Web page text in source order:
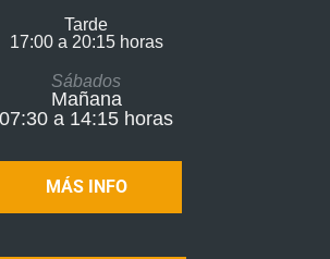
Tarde
17:00 a 20:15 horas​
Sábados
Mañana
07:30 a 14:15 horas
MÁS INFO